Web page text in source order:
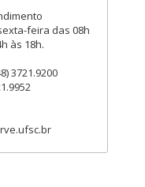
feira das 08h
às 18h.
3721.9200